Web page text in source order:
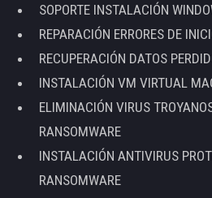
SOPORTE INSTALACIÓN
REPARACIÓN ERRORES DE
RECUPERACIÓN DATOS
INSTALACIÓN VM VIRTUAL
ELIMINACIÓN VIRUS
RANSOMWARE
INSTALACIÓN ANTIVIRUS
RANSOMWARE